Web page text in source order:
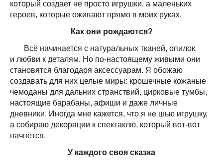
который создает не просто игрушки, а маленьких
героев, которые оживают прямо в моих руках.
Как они рождаются?
Всё начинается с натуральных тканей, опилок
и любви к деталям. Но по-настоящему живыми они
становятся благодаря аксессуарам. Я обожаю
создавать для них целые миры: крошечные кожаные
чемоданы для дальних странствий, цирковые тумбы,
настоящие барабаны, афиши и даже личные
дневники. Иногда мне кажется, что я не шью игрушку,
а собираю декорации к спектаклю, который вот-вот
начнётся.
У каждого своя сказка